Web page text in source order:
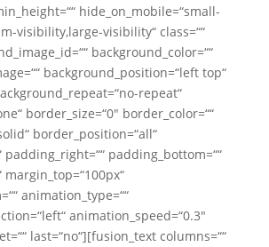
hide_on_mobile=“small-
visibility,large-visibility“ class=““
background_color=““
background_position=“left top“
repeat“
border_size=“0″ border_color=““
border_position=“all“
padding_right=““ padding_bottom=““
margin_top=“100px“
animation_type=““
animation_speed=“0.3″
last=“no“][fusion_text columns=““